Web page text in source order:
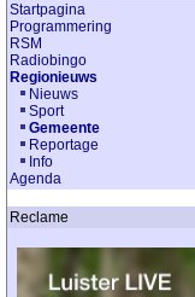
Startpagina
Programmering
RSM
Radiobingo
Regionieuws
Nieuws
Sport
Gemeente
Reportage
Info
Agenda
Reclame